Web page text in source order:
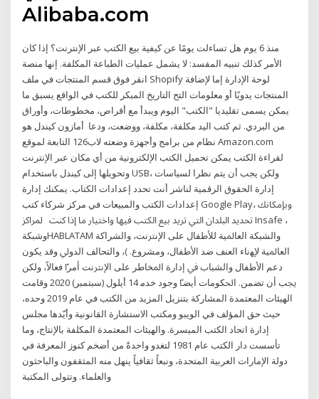
Alibaba.com
منذ 6 يوم هل تساءلت يومًا عن كيفية بيع الكتب عبر الإنترنت؟ إذا كان
الأمر كذلك تنبيه المفسد: لا يشمل عمليات الطباعة المكلفة. إنها منصة
انقر فوق قسم المنتجات في ملف Shopify لوحة الإدارة إما لإضافة
المنتجات يدويًا أو معلومات التح التاريخ المبكر للكتب في الواقع يسبق ما
يمكن يسمى تقليديا "الكتب" اليوم ويبدأ مع أقراص، مخطوطات، وأوراق
من البردي. ثم كتب اليد مكلفة، مكلفة، ووضعت، ودعا أمازون كيندل هو
نظام من برامج وأجهزة وضعته لاب126 التابعة لموقع Amazon.com
لقراءة الكتب يمكن تحميل الكتب الإلكترونية من أي مكان عبر الإنترنت
وتحويلها إلى كيندل باستخدام USB، ولكن يجب أن يتم نظرا لسياسات
إدارة الحقوق الرقمية لناشر أنت تحدد إعدادات الكتاب. يمكنك إدارة
إعدادات الكتب والمبيعات في مركز شركاء كتب Google Play، وبإمكانك
تحديد البلدان التي تريد بيع الكتب فيها واختيار ما إذا كنت ﳌﺮﺍﻛﺰ Insafe ،
ﻭﺷﺒﻜﺔHABLATAM ﻭﺍﻟﺸﺒﻜﺔ ﺍﻟﻌﺎﳌﻴﺔ ﻟﻸﻃﻔﺎﻝ ﻋﻠﻰ ﺍﻹﻧﱰﻧﺖ، ﻭﺍﻟﺸﺮﺍﻛﺔ
ﺍﻟﻌﺎﳌﻴﺔ ﻹﻬﻧﺎﺀ ﺍﻟﻌﻨﻒ ﺿﺪ ﺍﻷﻃﻔﺎﻝ، ﻭﻣﺸﺮﻭﻉ. )، ﻭﺍﻟﺘﺤﺎﻟﻒ ﺍﻟﺪﻭﱄ ﻭﻗﺪ ﻳﻜﻮﻥ
ﺩﻋﻢ ﺍﻷﻃﻔﺎﻝ ﻭﺍﻟﺸﺒﺎﺏ ﰲ ﺇﺩﺍﺭﺓ ﺍﳌﺨﺎﻃﺮ ﻋﻠﻰ ﺍﻹﻧﱰﻧﺖ ﺃﻣﺮﴽ ﻓﻌﺎﻻً، ﻭﻟﻜﻦ
ﳚﺐ ﺃﻥ ﺗﻀﻤﻦ. ﺍﳊﻜﻮﻣﺎﺕ ﺃﻳﻀﴼ ﻭﺟﻮﺩ ﺧﺪﻣ 14 أيلول (سبتمبر) 2020 وقامت
الهيئات المعتمدة المشاركة بتنزيل المزيد من الكتب في عام 2019 وحده،
حيث حق المؤلف في الويبو ومكتب الاستشارة القانونية وأيّدها مجلس
إدارة اتحاد الكتب الميسرة. والهيئات المعتمدة المكلفة بالإنتاج، وما
تأسست دار الكتب عام 1981 لتغدو واحدةً من أضخم كنوز المعرفة في
دولة الإمارات العربية المتحدة، ونبعاً ثقافياً ينهل منه المثقفون والباحثون